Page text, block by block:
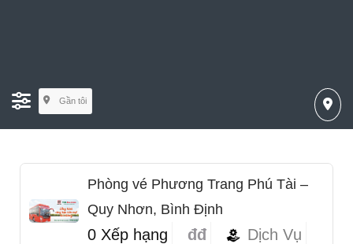
Gần tôi
Phòng vé Phương Trang Phú Tài –
Quy Nhơn, Bình Định
0 Xếp hạng đđ
Dịch Vụ